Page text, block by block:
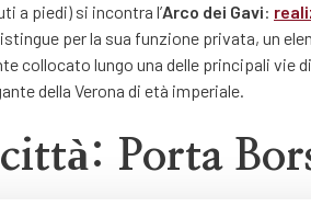
a piedi) si incontra l’Arco dei Gavi:
per la sua funzione privata, un
collocato lungo una delle principali vie
della Verona di età imperiale.
Porta